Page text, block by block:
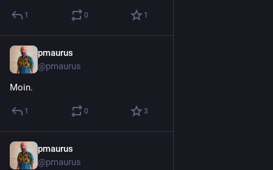
1 0 1
pmaurus
@pmaurus
Moin.
1 0 3
pmaurus
@pmaurus